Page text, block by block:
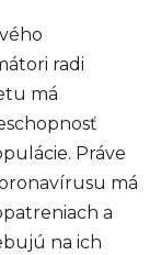
radi
má
Práve
má
a
na ich